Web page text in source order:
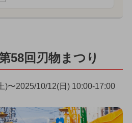
58回刃物まつり
)〜2025/10/12(日) 10:00-17:00